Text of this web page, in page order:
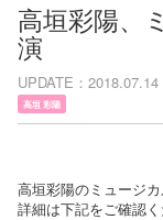
高垣彩陽、
演
UPDATE 2018.07.14
高垣 彩陽
高垣彩陽のミュージカ
詳細は下記をご確認く